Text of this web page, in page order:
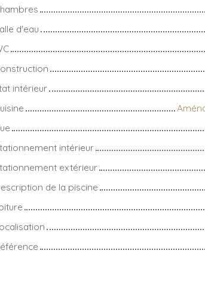
d'eau
intérieur
intérieur
extérieur
de la piscine